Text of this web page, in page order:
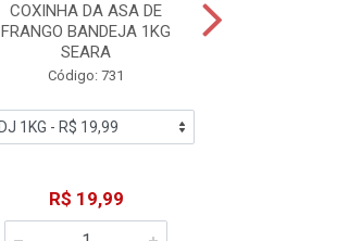
COXINHA DA ASA DE
FRANGO BANDEJA 1KG
SEARA
Código: 731
R$ 19,99